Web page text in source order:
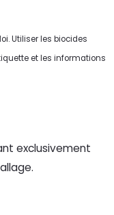
Utiliser les biocides
et les informations
exclusivement